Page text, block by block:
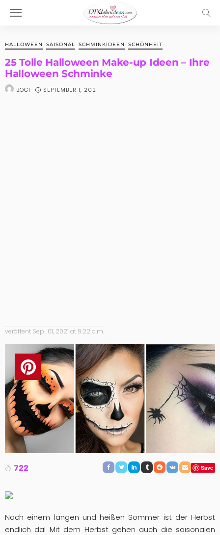
HALLOWEEN SAISONAL SCHMINKIDEEN SCHÖNHEIT
25 Tolle Halloween Make-up Ideen – Ihre
Halloween Schminke
BOGI SEPTEMBER 1, 2021
veröffent Sep.. 01, 2021 at 9:22 a.m.
722 Save
Nach einem langen und heißen Sommer ist der Herbst
endlich da! Mit dem Herbst gehen auch die saisonalen